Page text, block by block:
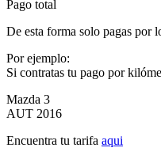
Pago total
De esta forma solo pagas por
Por ejemplo:
Si contratas tu pago por
Mazda 3
AUT 2016
Encuentra tu tarifa aqui